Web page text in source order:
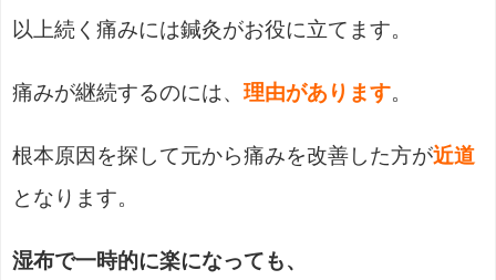
以上続く痛みには鍼灸がお役に立てます。
痛みが継続するのには、 理由があります。
根本原因を探して元から痛みを改善した方が近道
となります。
湿布で一時的に楽になっても、